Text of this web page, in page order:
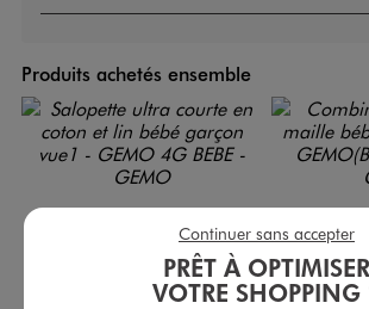
Produits achetés ensemble
PRÊT À OPTIMISER
VOTRE SHOPPING
Continuer sans accepter